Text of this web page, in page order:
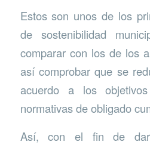
Estos son unos de los
de sostenibilidad
comparar con los de los
así comprobar que se
acuerdo a los
normativas de obligado
Así, con el fin de